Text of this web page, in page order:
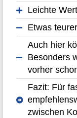
Leichte
Etwas
Auch hier
Besonders
vorher
Fazit: Für
zwischen